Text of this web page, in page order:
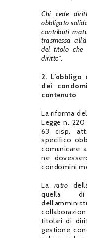
Chi cede
obbligato
contributi
trasmessa
del titolo che
diritto”.
2.
dei
contenuto
La riforma
Legge n. 220
63 disp.
specifico
comunicare
ne
condomini
La ratio
quella
titolari di
gestione